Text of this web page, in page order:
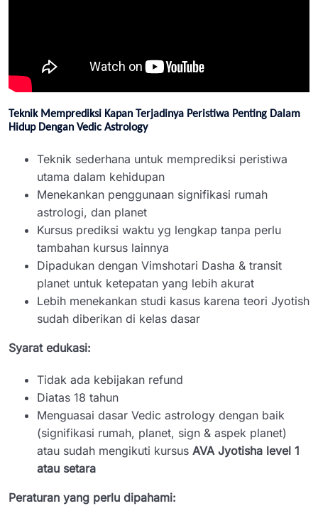
Teknik Memprediksi Kapan Terjadinya Peristiwa Penting Dalam
Hidup Dengan Vedic Astrology
Teknik sederhana untuk memprediksi peristiwa
utama dalam kehidupan
Menekankan penggunaan signifikasi rumah
astrologi, dan planet
Kursus prediksi waktu yg lengkap tanpa perlu
tambahan kursus lainnya
Dipadukan dengan Vimshotari Dasha & transit
planet untuk ketepatan yang lebih akurat
Lebih menekankan studi kasus karena teori Jyotish
sudah diberikan di kelas dasar
Syarat edukasi:
Tidak ada kebijakan refund
Diatas 18 tahun
Menguasai dasar Vedic astrology dengan baik
(signifikasi rumah, planet, sign & aspek planet)
atau sudah mengikuti kursus AVA Jyotisha level 1
atau setara
Peraturan yang perlu dipahami: